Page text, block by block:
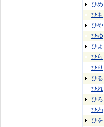
ひめ
ひも
ひや
ひゆ
ひよ
ひら
ひり
ひる
ひれ
ひろ
ひわ
ひを